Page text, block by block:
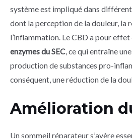
système est impliqué dans
dont la perception de la douleur, la
l’inflammation. Le CBD a pour effet
enzymes du SEC , ce qui entraîne
production de substances pro-
conséquent, une réduction de la
Amélioration
Un sommeil réparateur s’avère